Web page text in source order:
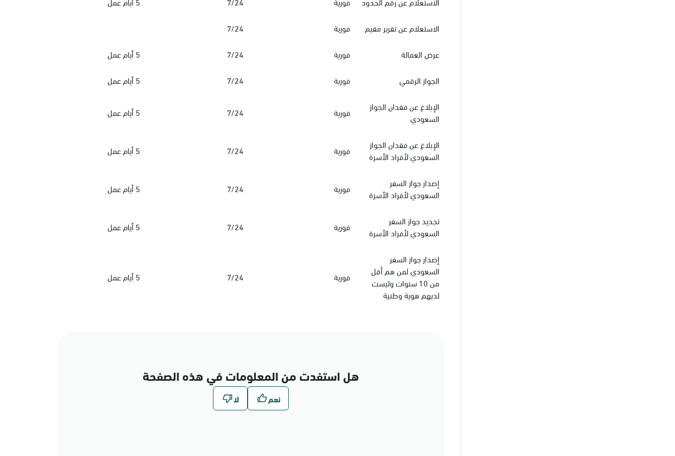
الاستعلام عن تقرير مقيم
فورية
7/24
عرض العمالة
فورية 7/24
5 أيام عمل
الجواز الرقمي
فورية 7/24
5 أيام عمل
الإبلاغ عن فقدان الجواز
السعودي
فورية 7/24 5 أيام عمل
الإبلاغ عن فقدان الجواز
السعودي لأفراد الأسرة
فورية 7/24 5 أيام عمل
‏إصدار جواز السفر
السعودي‏‏ لأفراد الأسرة
فورية 7/24 5 أيام عمل
‏تجديد جواز السفر
السعودي‏ لأفراد الأسرة
فورية 7/24 5 أيام عمل
إصدار جواز السفر
السعودي لمن هم أقل
من 10 سنوات وليست
لديهم هوية وطنية
فورية 7/24 5 أيام عمل
هل استفدت من المعلومات في هذه الصفحة